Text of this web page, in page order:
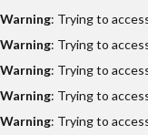
Warning: Trying to
Warning: Trying to
Warning: Trying to
Warning: Trying to
Warning: Trying to